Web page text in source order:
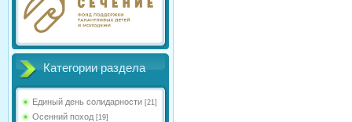
Категории раздела
Единый день солидарности [21]
Осенний поход [19]